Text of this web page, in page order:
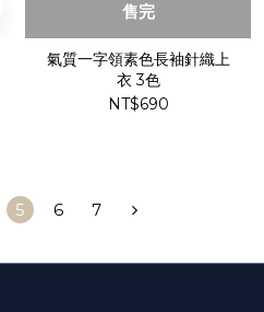
售完
氣質一字領素色長袖針織上
衣 3色
NT$690
5 6 7